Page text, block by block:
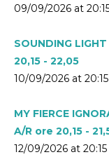
09/09/2026 at
SOUNDING
20,15 - 22,05
10/09/2026 at
MY FIERCE
A/R ore 20,15 -
12/09/2026 at 20:15